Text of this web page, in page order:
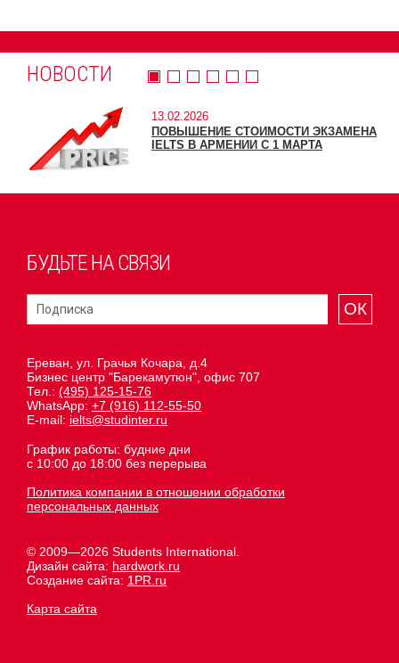
НОВОСТИ
13.02.2026
ПОВЫШЕНИЕ СТОИМОСТИ ЭКЗАМЕНА
IELTS В АРМЕНИИ С 1 МАРТА
БУДЬТЕ НА СВЯЗИ
ОК
Ереван, ул. Грачья Кочара, д.4
Бизнес центр "Барекамутюн", офис 707
Тел.: (495) 125-15-76
WhatsApp: +7 (916) 112-55-50
E-mail: ielts@studinter.ru
График работы: будние дни
с 10:00 до 18:00 без перерыва
Политика компании в отношении обработки
персональных данных
© 2009—2026 Students International.
Дизайн сайта: hardwork.ru
Создание сайта: 1PR.ru
Карта сайта